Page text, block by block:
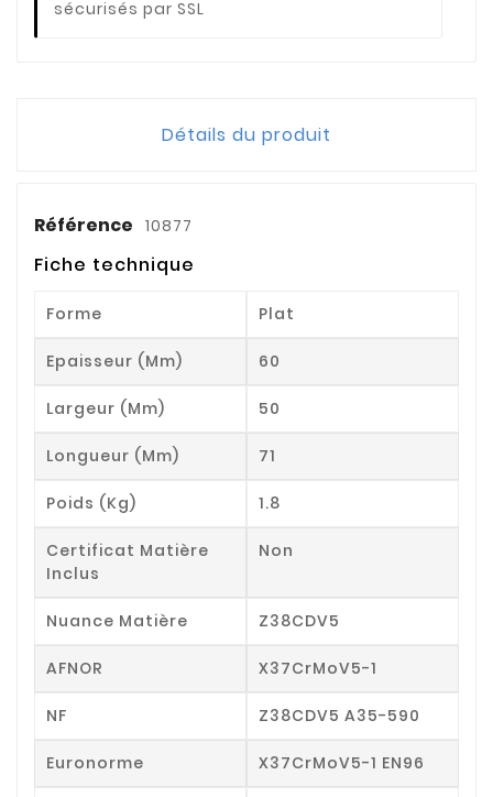
sécurisés par SSL
Détails du produit
Référence 10877
Fiche technique
Forme Plat
Epaisseur (mm) 60
Largeur (mm) 50
Longueur (mm) 71
Poids (kg) 1.8
Certificat Matière
Inclus
Non
Nuance Matière Z38CDV5
AFNOR X37CrMoV5-1
NF Z38CDV5 A35-590
Euronorme X37CrMoV5-1 EN96